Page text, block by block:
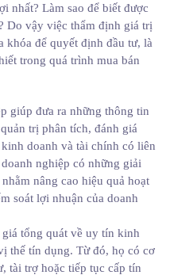
nhất? Làm sao để biết được
Do vậy việc thẩm định giá trị
khóa để quyết định đầu tư, là
trong quá trình mua bán
giúp đưa ra những thông tin
trị phân tích, đánh giá
doanh và tài chính có liên
nghiệp có những giải
nâng cao hiệu quả hoạt
soát lợi nhuận của doanh
tổng quát về uy tín kinh
thế tín dụng. Từ đó, họ có cơ
tài trợ hoặc tiếp tục cấp tín